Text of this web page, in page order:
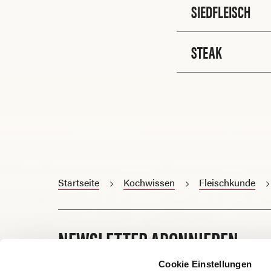
Cookie Einstellungen
SIEDFLEISCH
STEAK
Startseite Kochwissen Fleischkunde
NEWSLETTER ABONNIEREN